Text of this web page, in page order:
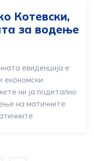
Котевски,
за водење
евиденција е
економски
ни ја подетално
на матичните